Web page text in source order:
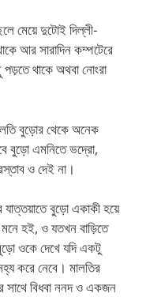
মেয়ে দুটোই দিল্লী-
আর সারাদিন কম্পটেরে
থাকে অথবা নোংরা
বুড়োর থেকে অনেক
বুড়ো এমনিতে ভদ্রো,
ও দেই না।
বুড়ো একাকী হয়ে
হই, ও যতখন বাড়িতে
ওকে দেখে যদি একটু
করে নেবে। মালতির
সাথে বিধবা ননদ ও একজন